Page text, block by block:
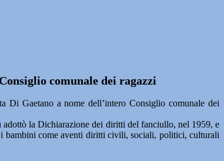
comunale dei ragazzi
Gaetano a nome dell’intero Consiglio comunale dei
la Dichiarazione dei diritti del fanciullo, nel 1959, e
bambini come aventi diritti civili, sociali, politici, culturali